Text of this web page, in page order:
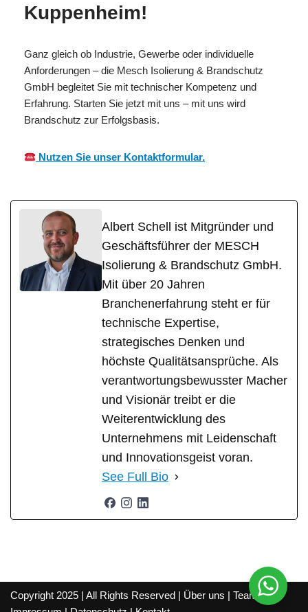
Kuppenheim!
Ganz gleich ob Industrie, Gewerbe oder individuelle
Anforderungen – die Mesch Isolierung & Brandschutz
GmbH begleitet Sie mit technischer Kompetenz und
Erfahrung. Starten Sie jetzt mit uns – mit uns wird
Brandschutz zur Erfolgsbasis.
Nutzen Sie unser Kontaktformular.
Albert Schell ist Mitgründer und
Geschäftsführer der MESCH
Isolierung & Brandschutz GmbH.
Mit über 20 Jahren
Branchenerfahrung steht er für
technische Expertise,
strategisches Denken und
höchste Qualitätsansprüche. Als
verantwortungsbewusster Macher
und Visionär treibt er die
Weiterentwicklung des
Unternehmens mit Leidenschaft
und Innovationsgeist voran.
See Full Bio
Copyright 2025 | All Rights Reserved | Über uns | Team |